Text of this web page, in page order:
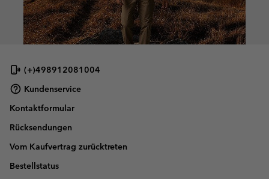
(+)498912081004
Kundenservice
Kontaktformular
Rücksendungen
Vom Kaufvertrag zurücktreten
Bestellstatus